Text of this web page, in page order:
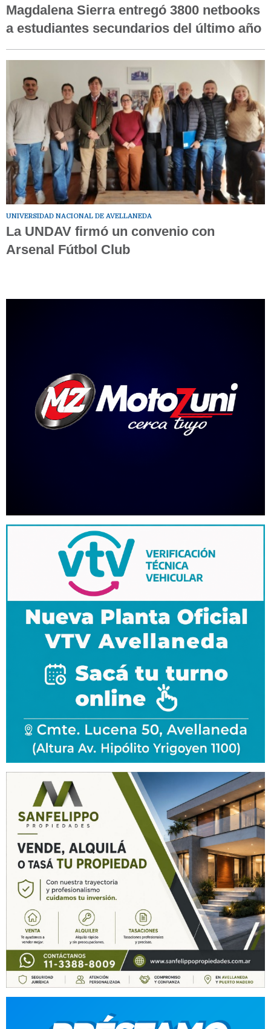
Magdalena Sierra entregó 3800 netbooks
a estudiantes secundarios del último año
UNIVERSIDAD NACIONAL DE AVELLANEDA
La UNDAV firmó un convenio con
Arsenal Fútbol Club